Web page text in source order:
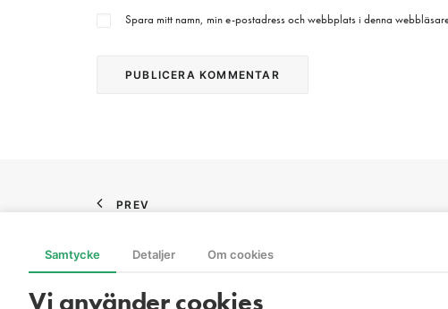
Samtycke Detaljer Om cookies
Vi använder cookies
Spara mitt namn, min e-postadress och webbplats i denna
PREV